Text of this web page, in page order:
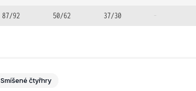
87/92 50/62 37/30 -
Smíšené čtyřhry